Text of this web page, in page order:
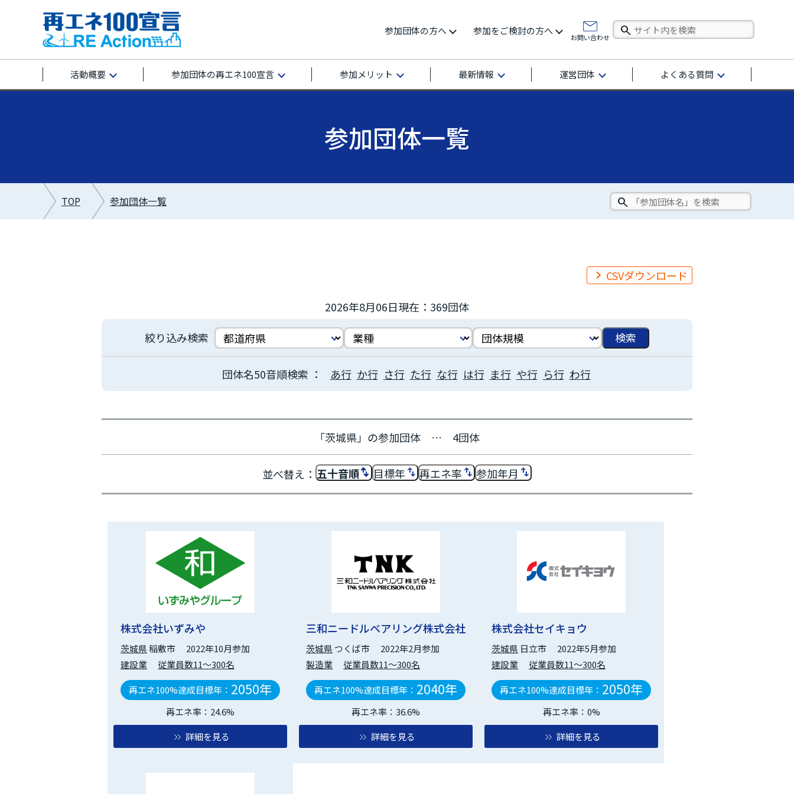
活動概要 参加団体の再エネ100宣言 参加メリット 最新情報 運営団体 よくある質問
参加団体の方へ 参加をご検討の方へ
お問い合わせ
参加団体一覧
TOP 参加団体一覧
CSVダウンロード
2026年8月06日現在：369団体
あ行 か行 さ行 た行 な行 は行 ま行 や行 ら行 わ行
「茨城県」の参加団体 … 4団体
五十音順 目標年 再エネ率 参加年月
株式会社いずみや
茨城県稲敷市
2022年10月参加
建設業
従業員数11～300名
再エネ100%達成目標年： 2050年
再エネ率：24.6%
詳細を見る
三和ニードルベアリング株式会社
茨城県つくば市
2022年2月参加
製造業
従業員数11～300名
再エネ100%達成目標年： 2040年
再エネ率：36.6%
詳細を見る
株式会社セイキョウ
茨城県 日立市
2022年5月参加
建設業
従業員数11～300名
再エネ100%達成目標年： 2050年
再エネ率：0%
詳細を見る